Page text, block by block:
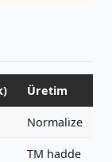
Üretim
Normalize
TM hadde